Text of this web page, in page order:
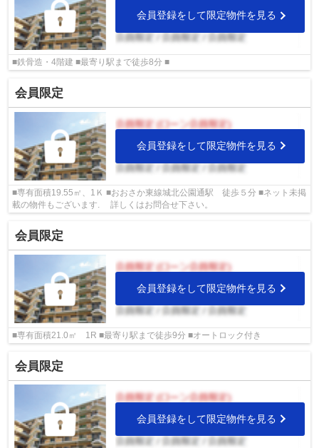
会員登録をして限定物件を見る
■鉄骨造・4階建 ■最寄り駅まで徒歩8分 ■
会員限定
会員登録をして限定物件を見る
■専有面積19.55㎡、1Ｋ ■おおさか東線城北公園通駅 徒歩５分 ■ネット未掲
載の物件もございます. 詳しくはお問合せ下さい。
会員限定
会員登録をして限定物件を見る
■専有面積21.0㎡ 1R ■最寄り駅まで徒歩9分 ■オートロック付き
会員限定
会員登録をして限定物件を見る